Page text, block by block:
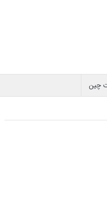
چین